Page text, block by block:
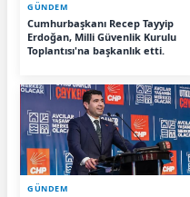
GÜNDEM
Cumhurbaşkanı Recep Tayyip
Erdoğan, Milli Güvenlik Kurulu
Toplantısı'na başkanlık etti.
GÜNDEM